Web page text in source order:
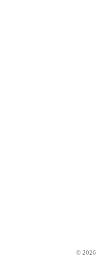
© 2026